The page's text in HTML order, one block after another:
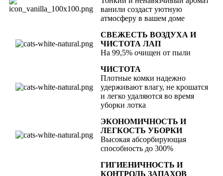
ванили создаст уютную
атмосферу в вашем доме
СВЕЖЕСТЬ ВОЗДУХА И
ЧИСТОТА ЛАП
На 99,5% очищен от пыли
ЧИСТОТА
Плотные комки надежно
удерживают влагу, не крошатся
и легко удаляются во время
уборки лотка
ЭКОНОМИЧНОСТЬ И
ЛЕГКОСТЬ УБОРКИ
Высокая абсорбирующая
способность до 300%
ГИГИЕНИЧНОСТЬ И
КОНТРОЛЬ ЗАПАХОВ